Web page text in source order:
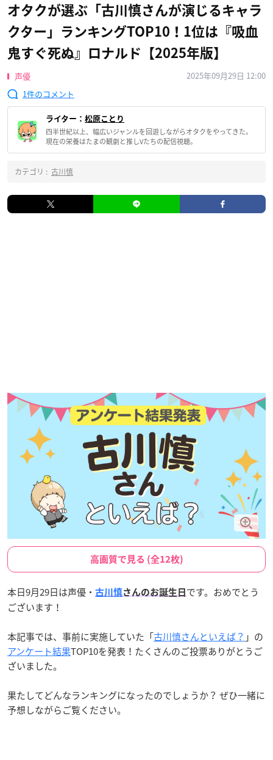
オタクが選ぶ「古川慎さんが演じるキャラ
クター」ランキングTOP10！1位は『吸血
鬼すぐ死ぬ』ロナルド【2025年版】
声優
2025年09月29日 12:00
1
ライター： 松原ことり
四半世紀以上、幅広いジャンルを回遊しながらオタクをやってきた。
現在の栄養はたまの観劇と推しVたちの配信視聴。
カテゴリ : 古川慎
高画質で見る (全12枚)
本日9月29日は声優・ 古川慎さんのお誕生日 です。おめでとう
ございます！
本記事では、事前に実施していた「古川慎さんといえば？ 」の
アンケート結果TOP10を発表！たくさんのご投票ありがとうご
ざいました。
果たしてどんなランキングになったのでしょうか？ ぜひ一緒に
予想しながらご覧ください。